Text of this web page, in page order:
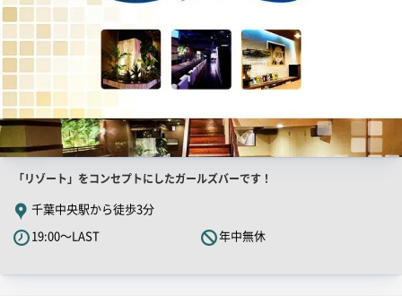
店
舗
PR
キ
「リゾート」をコンセプトにしたガールズバーです！
千葉中央駅から徒歩3分
19:00～LAST
年中無休